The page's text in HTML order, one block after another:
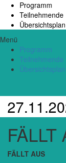
Programm
Teilnehmende
Übersichtsplan
Menü
Programm
Teilnehmende
Übersichtsplan
FÄLLT
FÄLLT AUS